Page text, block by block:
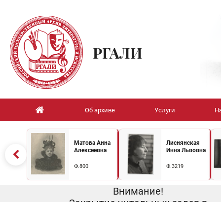
РГАЛИ
Об архиве Услуги
Матова Анна
Алексеевна
Ф.800
Лиснянская
Инна Львовна
Ф.3219
Внимание!